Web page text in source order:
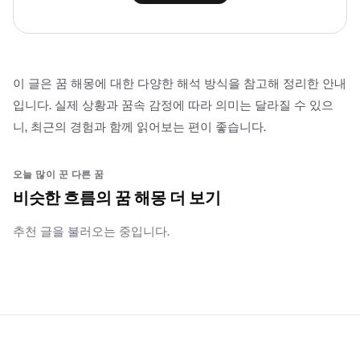
이 글은 꿈 해몽에 대한 다양한 해석 방식을 참고해 정리한 안내
입니다. 실제 상황과 꿈속 감정에 따라 의미는 달라질 수 있으
니, 최근의 경험과 함께 읽어보는 편이 좋습니다.
오늘 많이 꾼 다른 꿈
비슷한 흐름의 꿈 해몽 더 보기
추천 글을 불러오는 중입니다.